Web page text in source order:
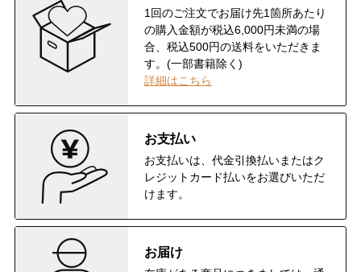
1回のご注文でお届け先1箇所あたり
の購入金額が税込6,000円未満の場
合、税込500円の送料をいただきま
す。(一部書籍除く)
詳細はこちら
お支払い
お支払いは、代金引換払いまたはク
レジットカード払いをお選びいただ
けます。
お届け